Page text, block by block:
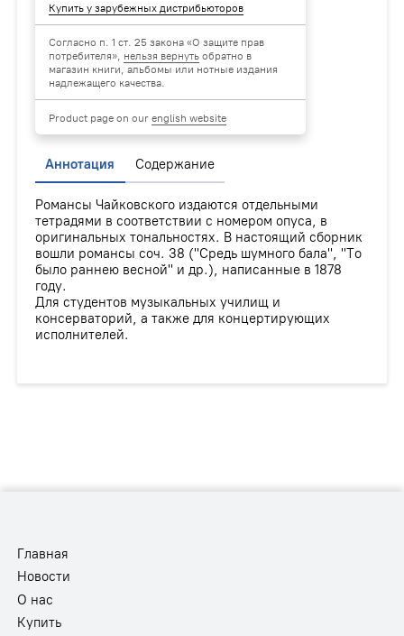
Купить у зарубежных дистрибьюторов
Согласно п. 1 ст. 25 закона «О защите прав
потребителя», нельзя вернуть обратно в
магазин книги, альбомы или нотные издания
надлежащего качества.
Product page on ourenglish website
Аннотация Содержание
Романсы Чайковского издаются отдельными
тетрадями в соответствии с номером опуса, в
оригинальных тональностях. В настоящий сборник
вошли романсы соч. 38 ("Средь шумного бала", "То
было раннею весной" и др.), написанные в 1878
году.
Для студентов музыкальных училищ и
консерваторий, а также для концертирующих
исполнителей.
Главная
Новости
О нас
Купить